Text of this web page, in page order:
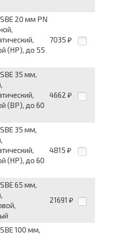
20 мм PN
(НР), до 55
7035 ₽
35 мм,
(ВР), до 60
4662 ₽
35 мм,
(НР), до 60
4815 ₽
65 мм,
21691 ₽
100 мм,